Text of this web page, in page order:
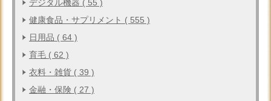
デジタル機器 ( 55 )
健康食品・サプリメント ( 555 )
日用品 ( 64 )
育毛 ( 62 )
衣料・雑貨 ( 39 )
金融・保険 ( 27 )